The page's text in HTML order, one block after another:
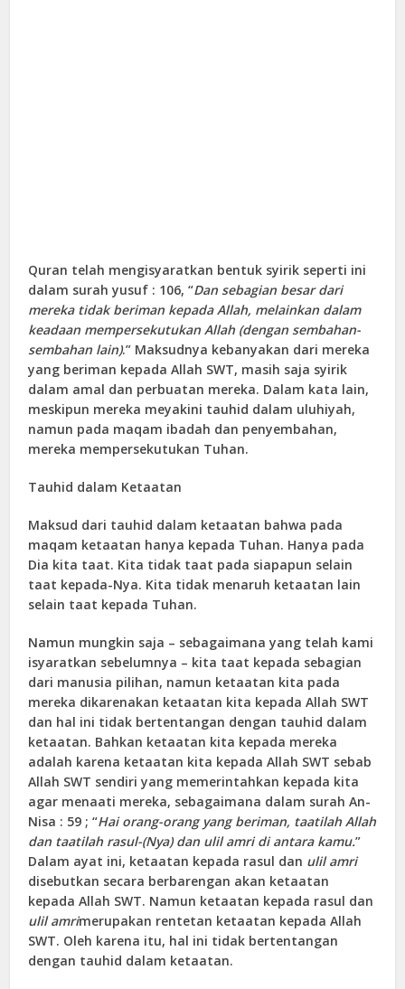
Quran telah mengisyaratkan bentuk syirik seperti ini
dalam surah yusuf : 106, “Dan sebagian besar dari
mereka tidak beriman kepada Allah, melainkan dalam
keadaan mempersekutukan Allah (dengan sembahan-
sembahan lain).” Maksudnya kebanyakan dari mereka
yang beriman kepada Allah SWT, masih saja syirik
dalam amal dan perbuatan mereka. Dalam kata lain,
meskipun mereka meyakini tauhid dalam uluhiyah,
namun pada maqam ibadah dan penyembahan,
mereka mempersekutukan Tuhan.
Tauhid dalam Ketaatan
Maksud dari tauhid dalam ketaatan bahwa pada
maqam ketaatan hanya kepada Tuhan. Hanya pada
Dia kita taat. Kita tidak taat pada siapapun selain
taat kepada-Nya. Kita tidak menaruh ketaatan lain
selain taat kepada Tuhan.
Namun mungkin saja – sebagaimana yang telah kami
isyaratkan sebelumnya – kita taat kepada sebagian
dari manusia pilihan, namun ketaatan kita pada
mereka dikarenakan ketaatan kita kepada Allah SWT
dan hal ini tidak bertentangan dengan tauhid dalam
ketaatan. Bahkan ketaatan kita kepada mereka
adalah karena ketaatan kita kepada Allah SWT sebab
Allah SWT sendiri yang memerintahkan kepada kita
agar menaati mereka, sebagaimana dalam surah An-
Nisa : 59 ; “Hai orang-orang yang beriman, taatilah Allah
dan taatilah rasul-(Nya) dan ulil amri di antara kamu.”
Dalam ayat ini, ketaatan kepada rasul dan ulil amri
disebutkan secara berbarengan akan ketaatan
kepada Allah SWT. Namun ketaatan kepada rasul dan
ulil amrimerupakan rentetan ketaatan kepada Allah
SWT. Oleh karena itu, hal ini tidak bertentangan
dengan tauhid dalam ketaatan.